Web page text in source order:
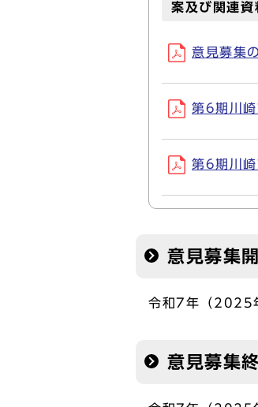
案及び関連資
意見募集
第6期川
第6期川
意見募集
令和7年（2025
意見募集